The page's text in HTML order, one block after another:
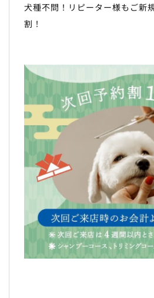
犬種不問！リピーター様もご新
割！